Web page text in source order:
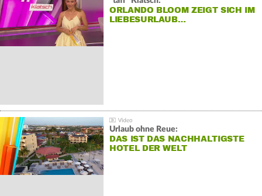
ORLANDO BLOOM ZEIGT SICH IM
LIEBESURLAUB…
Urlaub ohne Reue:
DAS IST DAS NACHHALTIGSTE
HOTEL DER WELT